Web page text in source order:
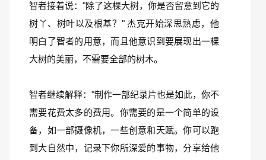
智者接着说："除了这棵大树，你是否留意到它的
树丫、树叶以及根基？" 杰克开始深思熟虑，他
明白了智者的用意，而且他意识到要展现出一棵
大树的美丽，不需要全部的树木。
智者继续解释："制作一部纪录片也是如此，你不
需要花费太多的费用。你需要的是一个简单的设
备，如一部摄像机，一些创意和天赋。你可以跑
到大自然中，记录下你所深爱的事物，分享给他